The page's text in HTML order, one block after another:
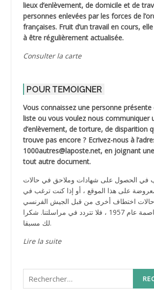
lieux d’enlèvement, de domicile et de
personnes enlevées par les forces de
françaises. Fruit d’un travail en cours,
à être régulièrement actualisée.
Consulter la carte
POUR TEMOIGNER
Vous connaissez une personne
liste ou vous voulez nous communiquer
d’enlèvement, de torture, de disparition
trouve pas encore ? Ecrivez-nous à
1000autres@laposte.net, en joignant
tout autre document.
في الحصول على شهادات وملاحق في حالات
على هذا الموقع ، أو إذا كنت ترغب في
حالات اختطاف أخرى من قبل الجيش الفرنسي
في الجزائر العاصمة عام 1957 ، فلا تتردد في مراسلتنا. شكرا
لك مسبقا.
Lire la suite
Rechercher :